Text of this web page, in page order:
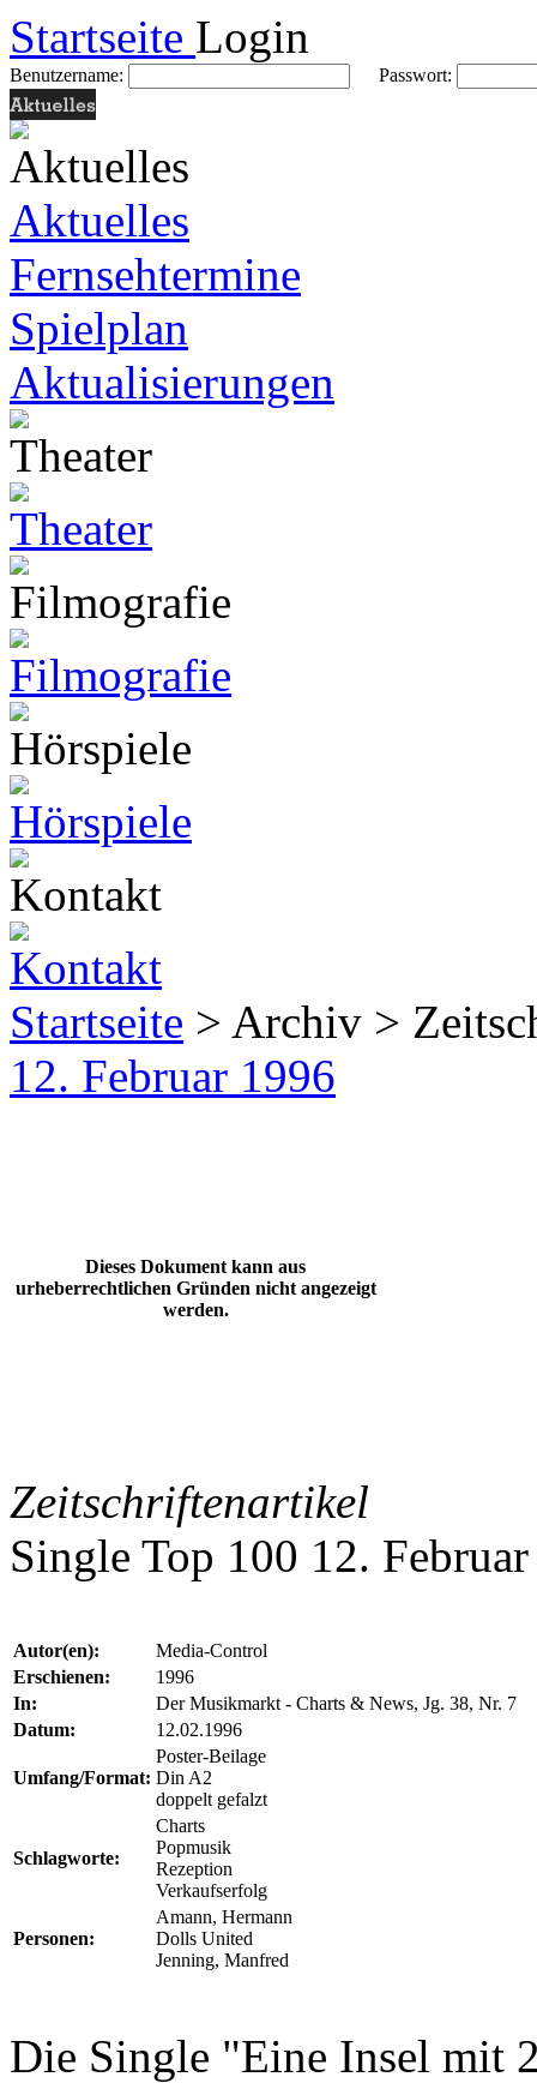
Startseite Login
Benutzername: Passwort:
Aktuelles
Fernsehtermine
Spielplan
Aktualisierungen
Startseite > Archiv >
12. Februar 1996
Dieses Dokument kann aus
urheberrechtlichen Gründen nicht angezeigt
werden.
Zeitschriftenartikel
Single Top 100 12.
Autor(en):
Media-Control
Erschienen:
1996
In:
Der Musikmarkt - Charts & News, Jg. 38, Nr. 7
Datum:
12.02.1996
Umfang/Format:
Poster-Beilage
Din A2
doppelt gefalzt
Schlagworte:
Charts
Popmusik
Rezeption
Verkaufserfolg
Personen:
Amann, Hermann
Dolls United
Jenning, Manfred
Die Single "Eine Insel mit